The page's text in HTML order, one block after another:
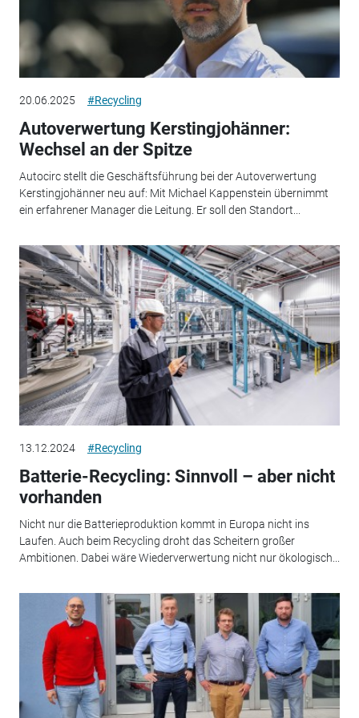
20.06.2025 #Recycling
Autoverwertung Kerstingjohänner:
Wechsel an der Spitze
Autocirc stellt die Geschäftsführung bei der Autoverwertung
Kerstingjohänner neu auf: Mit Michael Kappenstein übernimmt
ein erfahrener Manager die Leitung. Er soll den Standort...
13.12.2024 #Recycling
Batterie-Recycling: Sinnvoll – aber nicht
vorhanden
Nicht nur die Batterieproduktion kommt in Europa nicht ins
Laufen. Auch beim Recycling droht das Scheitern großer
Ambitionen. Dabei wäre Wiederverwertung nicht nur ökologisch...